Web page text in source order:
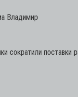
Владимир
сократили поставки